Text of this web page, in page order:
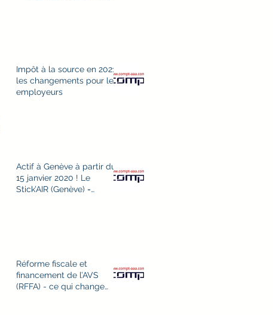
Impôt à la source en 2021,
les changements pour les
employeurs
Actif à Genève à partir du
15 janvier 2020 ! Le
Stick’AIR (Genève) =
Réforme fiscale et
financement de l’AVS
(RFFA) - ce qui change